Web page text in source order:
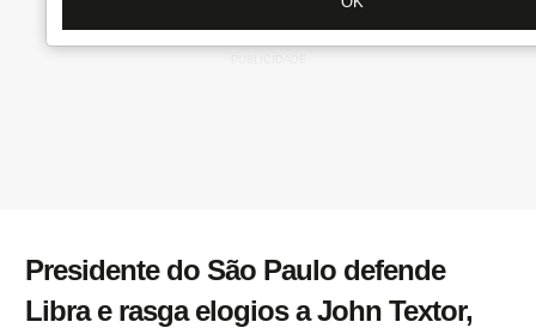
Presidente do São Paulo defende
Libra e rasga elogios a John Textor,